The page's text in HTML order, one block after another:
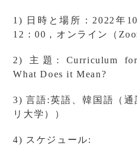
1) 日時と場所：2022年
12：00，オンライン（
2) 主題: Curriculum for
What Does it Mean?
3) 言語:英語、韓国語（
リ大学））
4) スケジュール: